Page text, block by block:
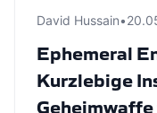
David Hussain•
Ephemeral
Kurzlebige